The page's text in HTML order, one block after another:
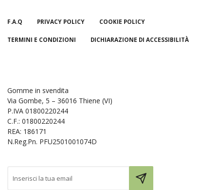
F.A.Q PRIVACY POLICY COOKIE POLICY
TERMINI E CONDIZIONI DICHIARAZIONE DI ACCESSIBILITÀ
Gomme in svendita
Via Gombe, 5 – 36016 Thiene (VI)
P.IVA 01800220244
C.F.: 01800220244
REA: 186171
N.Reg.Pn. PFU2501001074D